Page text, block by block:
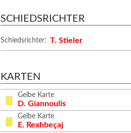
SCHIEDSRICHTER
Schiedsrichter: T. Stieler
KARTEN
Gelbe Karte
D. Giannoulis
Gelbe Karte
E. Rexhbeçaj